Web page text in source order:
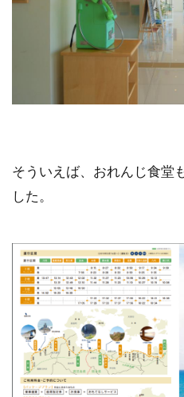
そういえば、おれんじ食堂
した。